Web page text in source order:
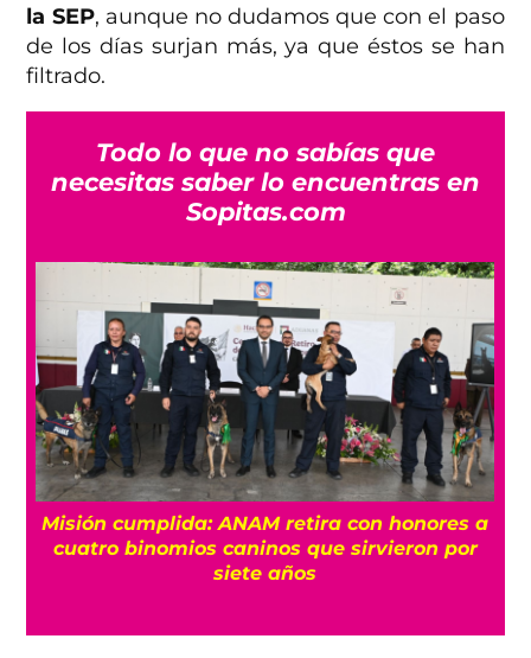
la SEP, aunque no dudamos que con el paso
de los días surjan más, ya que éstos se han
filtrado.
Todo lo que no sabías que
necesitas saber lo encuentras en
Sopitas.com
¿Quién es Ángel Aguirre y por qué lo
relacionan con el caso Ayotzinapa?